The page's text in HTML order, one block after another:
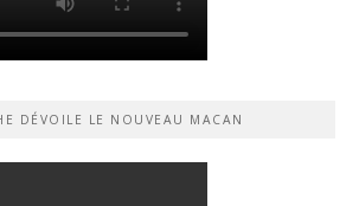
DÉVOILE LE NOUVEAU MACAN